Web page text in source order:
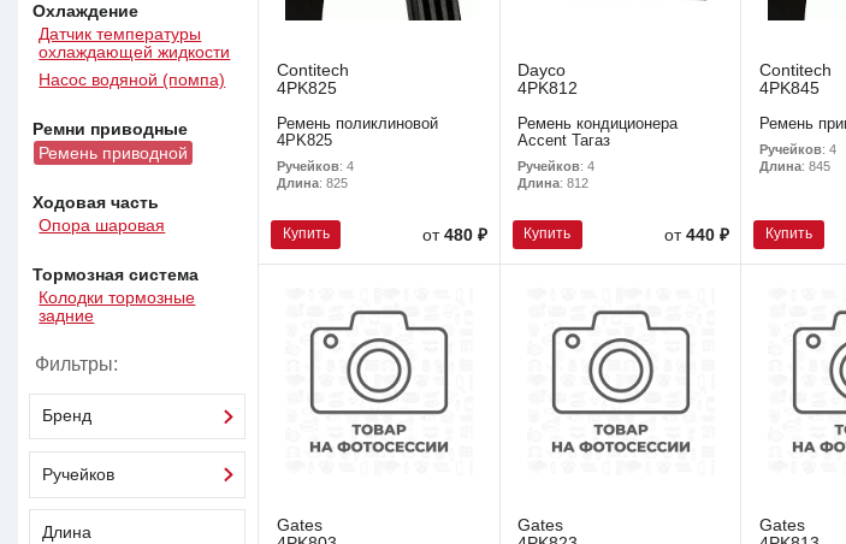
Охлаждение
Датчик температуры
охлаждающей жидкости
Насос водяной (помпа)
Ремни приводные
Ремень приводной
Ходовая часть
Опора шаровая
Тормозная система
Колодки тормозные
задние
Фильтры:
Бренд
Ручейков
Длина
Contitech
4PK825
Ремень поликлиновой
4PK825
Ручейков: 4
Длина: 825
Купить от480 ₽
Dayco
4PK812
Ремень кондиционера
Accent Тагaз
Ручейков: 4
Длина: 812
Купить от 440 ₽
Contitech
4PK845
Ремень
Ручейков: 4
Длина: 845
Купить
Gates
Gates
Gates